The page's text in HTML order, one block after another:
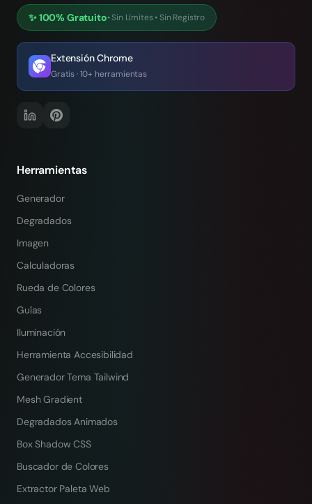
✨100% Gratuito•Sin Límites• Sin Registro
Extensión Chrome
Gratis · 10+ herramientas
Herramientas
Generador
Degradados
Imagen
Calculadoras
Rueda de Colores
Guías
Iluminación
Herramienta Accesibilidad
Generador Tema Tailwind
Mesh Gradient
Degradados Animados
Box Shadow CSS
Buscador de Colores
Extractor Paleta Web